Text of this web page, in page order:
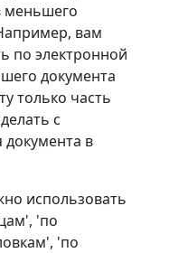
меньшего
вам
по электронной
документа
только часть
с
в
использовать
'по
'по